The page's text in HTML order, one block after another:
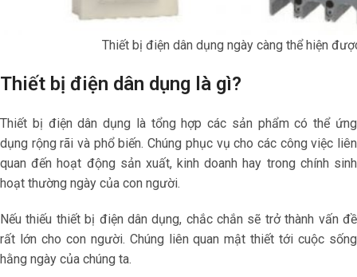
Thiết bị điện dân dụng ngày càng thể hiện
Thiết bị điện dân dụng là gì?
Thiết bị điện dân dụng là tổng hợp các sản phẩm có thể ứng
dụng rộng rãi và phổ biến. Chúng phục vụ cho các công việc liên
quan đến hoạt động sản xuất, kinh doanh hay trong chính sinh
hoạt thường ngày của con người.
Nếu thiếu thiết bị điện dân dụng, chắc chắn sẽ trở thành vấn đề
rất lớn cho con người. Chúng liên quan mật thiết tới cuộc sống
hằng ngày của chúng ta.